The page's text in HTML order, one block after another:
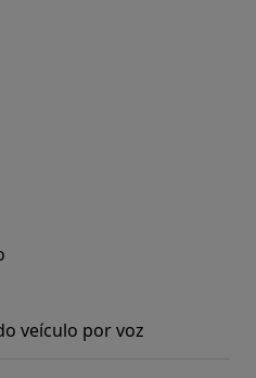
veículo por voz